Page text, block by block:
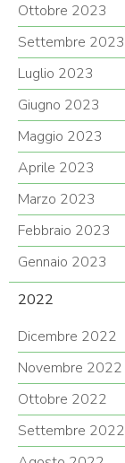
Ottobre 2023
Settembre 2023
Luglio 2023
Giugno 2023
Maggio 2023
Aprile 2023
Marzo 2023
Febbraio 2023
Gennaio 2023
2022
Dicembre 2022
Novembre 2022
Ottobre 2022
Settembre 2022